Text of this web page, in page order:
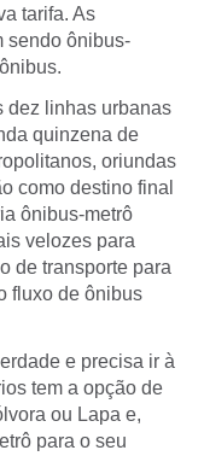
tarifa. As
sendo ônibus-
dez linhas urbanas
quinzena de
oriundas
como destino final
ônibus-metrô
velozes para
de transporte para
fluxo de ônibus
e precisa ir à
tem a opção de
ou Lapa e,
para o seu